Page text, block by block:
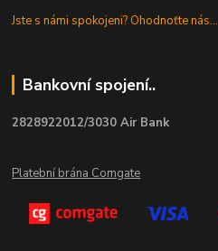
Jste s námi spokojeni? Ohodnoťte nás...
Bankovní spojení..
2828922012/3030 Air Bank
Platební brána Comgate